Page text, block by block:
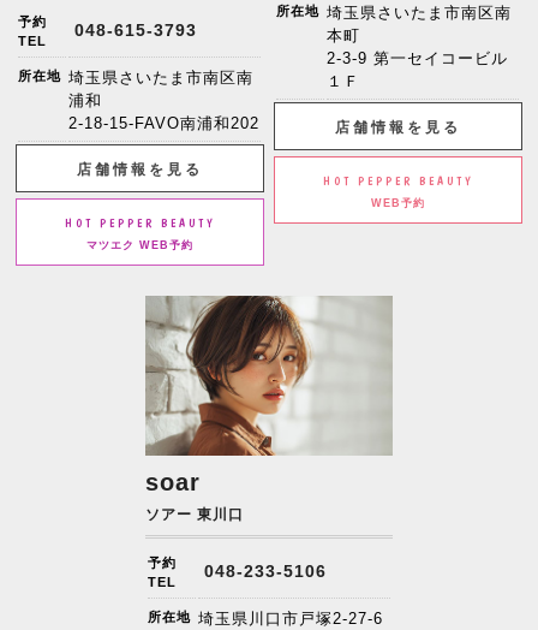
予約
TEL
048-615-3793
所在地 埼玉県さいたま市南区南
浦和
2-18-15-FAVO南浦和202
店舗情報を見る
HOT PEPPER BEAUTY
マツエク WEB予約
所在地 埼玉県さいたま市南区南
本町
2-3-9 第一セイコービル
１Ｆ
店舗情報を見る
HOT PEPPER BEAUTY
WEB予約
soar
ソアー 東川口
予約
TEL
048-233-5106
所在地 埼玉県川口市戸塚2-27-6